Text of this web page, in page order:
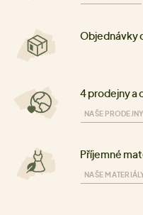
Objednávky
4 prodejny a
NAŠE PRODEJNY
Příjemné
NAŠE